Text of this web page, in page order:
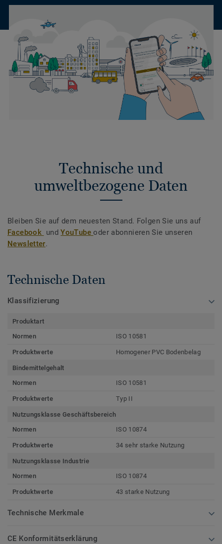
Technische und
umweltbezogene Daten
Bleiben Sie auf dem neuesten Stand. Folgen Sie uns auf
Facebook undYouTubeoder abonnieren Sie unseren
Newsletter.
Technische Daten
Klassifizierung
Produktart
Normen
ISO 10581
Produktwerte Homogener PVC Bodenbelag
Bindemittelgehalt
Normen
ISO 10581
Produktwerte Typ II
Nutzungsklasse Geschäftsbereich
Normen
ISO 10874
Produktwerte 34 sehr starke Nutzung
Nutzungsklasse Industrie
Normen
ISO 10874
Produktwerte 43 starke Nutzung
Technische Merkmale
CE Konformitätserklärung